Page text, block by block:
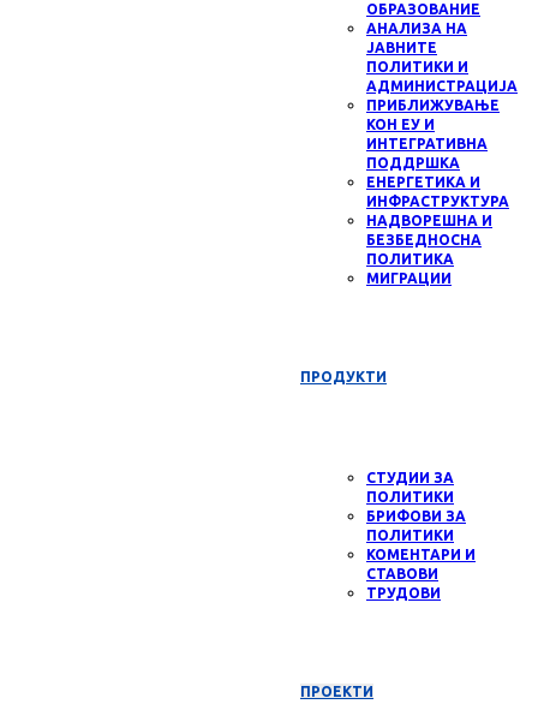
ОБРАЗОВАНИЕ
АНАЛИЗА НА
ЈАВНИТЕ
ПОЛИТИКИ И
АДМИНИСТРАЦИЈА
ПРИБЛИЖУВАЊЕ
КОН ЕУ И
ИНТЕГРАТИВНА
ПОДДРШКА
ЕНЕРГЕТИКА И
ИНФРАСТРУКТУРА
НАДВОРЕШНА И
БЕЗБЕДНОСНА
ПОЛИТИКА
МИГРАЦИИ
ПРОДУКТИ
СТУДИИ ЗА
ПОЛИТИКИ
БРИФОВИ ЗА
ПОЛИТИКИ
КОМЕНТАРИ И
СТАВОВИ
ТРУДОВИ
ПРОЕКТИ